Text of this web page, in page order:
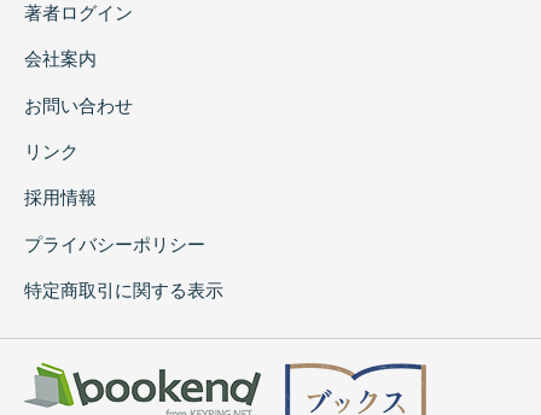
著者ログイン
会社案内
お問い合わせ
リンク
採用情報
プライバシーポリシー
特定商取引に関する表示